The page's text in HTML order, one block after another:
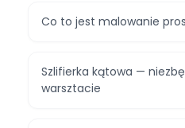
Co to jest malowanie
Szlifierka kątowa —
warsztacie